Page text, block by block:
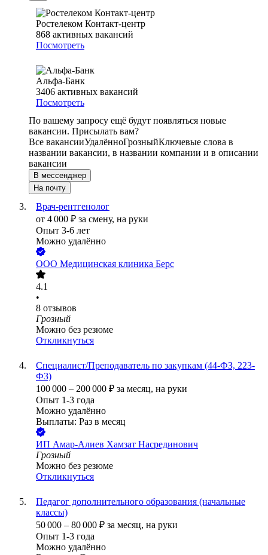
Ростелеком Контакт-центр
868 активных вакансий
Посмотреть
Альфа-Банк
3406 активных вакансий
Посмотреть
По вашему запросу ещё будут появляться новые
вакансии. Присылать вам?
Все вакансииУдалённоГрозныйКлючевые слова в
названии вакансии, в названии компании и в описании
вакансии
В мессенджер
На почту
Врач-рентгенолог
от 4 000 ₽ за смену, на руки
Опыт 3-6 лет
Можно удалённо
ООО Медицинская клиника Берс
4.1
•
8 отзывов
Грозный
Можно без резюме
Откликнуться
Специалист/Преподаватель по закупкам (44-ФЗ, 223-
ФЗ)
100 000 – 200 000 ₽ за месяц, на руки
Опыт 1-3 года
Можно удалённо
Выплаты: Раз в месяц
ИП Амар-Алиев Хамзат Насрединович
Грозный
Можно без резюме
Откликнуться
Педагог дополнительного образования (начальные
классы)
50 000 – 80 000 ₽ за месяц, на руки
Опыт 1-3 года
Можно удалённо